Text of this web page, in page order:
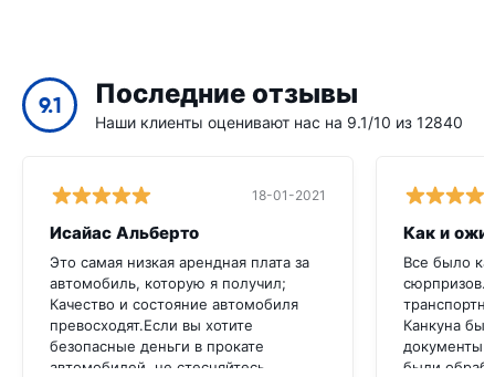
9.1 Последние отзывы
Наши клиенты оценивают нас на 9.1/10 из 12840
18-01-2021
Исайас Альберто
Это самая низкая арендная плата за
автомобиль, которую я получил;
Качество и состояние автомобиля
превосходят.Если вы хотите
безопасные деньги в прокате
автомобилей, не стесняйтесь
Как и
Все было
Канкуна
документы
были